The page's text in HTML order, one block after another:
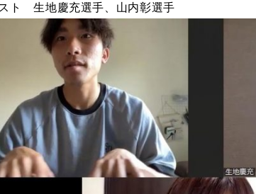
スト 生地慶充選手、山内彰選手